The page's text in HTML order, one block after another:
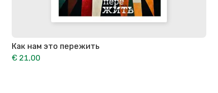
Как нам это пережить
€ 21,00